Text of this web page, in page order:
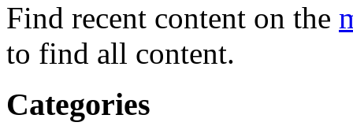
Find recent content on the
to find all content.
Categories